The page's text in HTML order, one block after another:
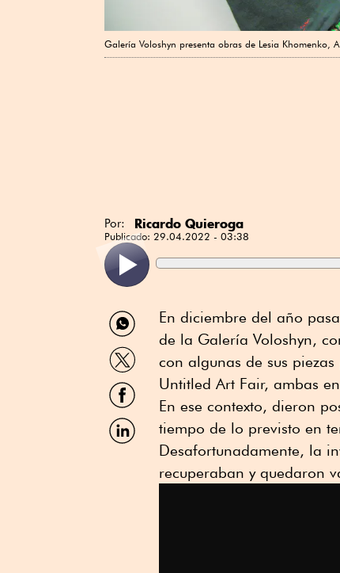
Galería Voloshyn presenta obras de Lesia Khomenko,
Por: Ricardo Quieroga
Publicado: 29.04.2022 - 03:38
Compartir
por
WhatsApp
Compartir
por
Twitter
Compartir
por
Facebook
Compartir
por
En diciembre del año
de la Galería Voloshyn,
con algunas de sus
Untitled Art Fair, ambas
En ese contexto, dieron
tiempo de lo previsto en
Desafortunadamente, la
recuperaban y quedaron